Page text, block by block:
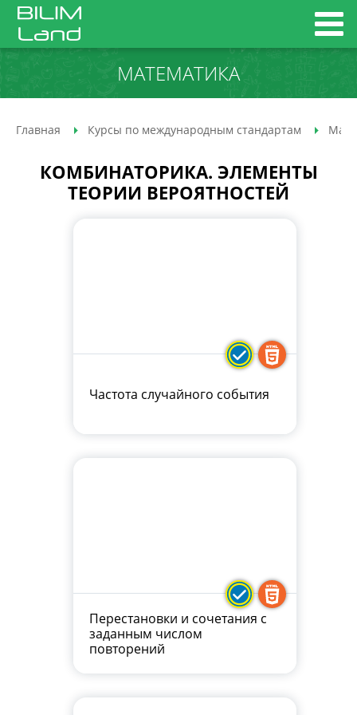
МАТЕМАТИКА
Главная Курсы по международным стандартам
КОМБИНАТОРИКА. ЭЛЕМЕНТЫ
ТЕОРИИ ВЕРОЯТНОСТЕЙ
Частота случайного события
Перестановки и сочетания с
заданным числом
повторений